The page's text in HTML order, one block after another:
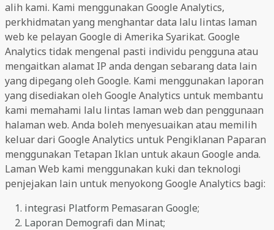
alih kami. Kami menggunakan Google Analytics,
perkhidmatan yang menghantar data lalu lintas laman
web ke pelayan Google di Amerika Syarikat. Google
Analytics tidak mengenal pasti individu pengguna atau
mengaitkan alamat IP anda dengan sebarang data lain
yang dipegang oleh Google. Kami menggunakan laporan
yang disediakan oleh Google Analytics untuk membantu
kami memahami lalu lintas laman web dan penggunaan
halaman web. Anda boleh menyesuaikan atau memilih
keluar dari Google Analytics untuk Pengiklanan Paparan
menggunakan Tetapan Iklan untuk akaun Google anda.
Laman Web kami menggunakan kuki dan teknologi
penjejakan lain untuk menyokong Google Analytics bagi:
integrasi Platform Pemasaran Google;
Laporan Demografi dan Minat;